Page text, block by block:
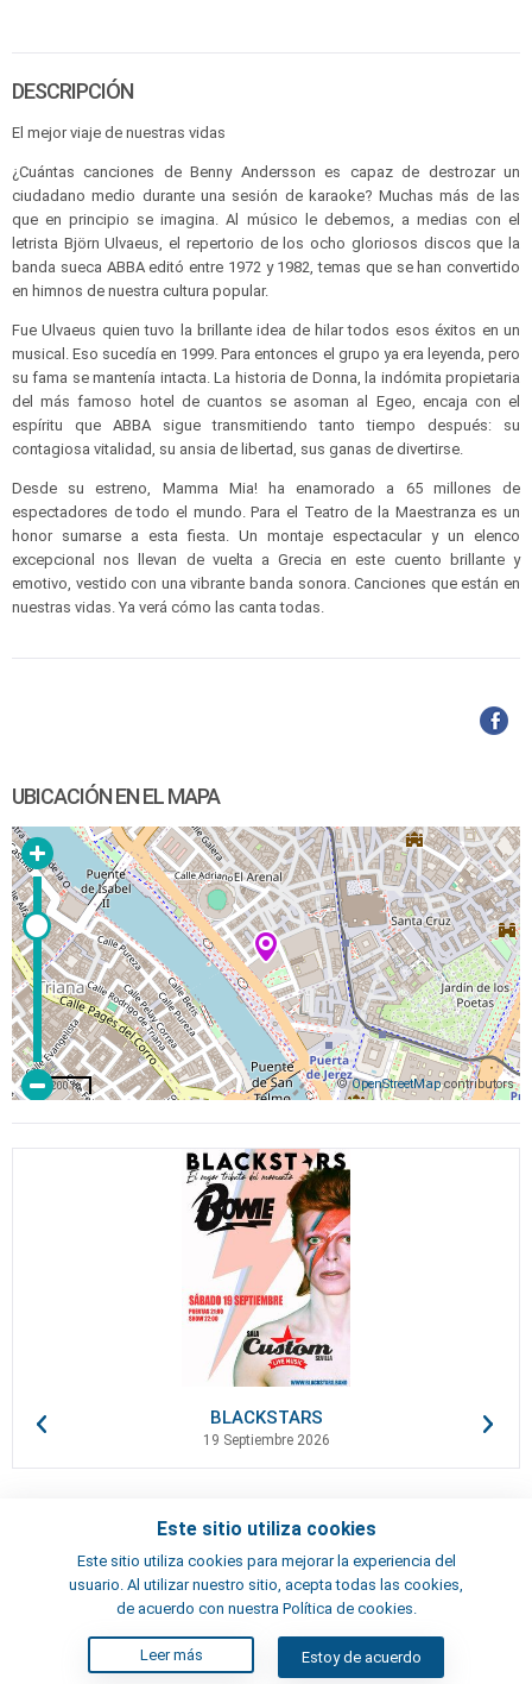
DESCRIPCIÓN
El mejor viaje de nuestras vidas
¿Cuántas canciones de Benny Andersson es capaz de destrozar un
ciudadano medio durante una sesión de karaoke? Muchas más de las
que en principio se imagina. Al músico le debemos, a medias con el
letrista Björn Ulvaeus, el repertorio de los ocho gloriosos discos que la
banda sueca ABBA editó entre 1972 y 1982, temas que se han convertido
en himnos de nuestra cultura popular.
Fue Ulvaeus quien tuvo la brillante idea de hilar todos esos éxitos en un
musical. Eso sucedía en 1999. Para entonces el grupo ya era leyenda, pero
su fama se mantenía intacta. La historia de Donna, la indómita propietaria
del más famoso hotel de cuantos se asoman al Egeo, encaja con el
espíritu que ABBA sigue transmitiendo tanto tiempo después: su
contagiosa vitalidad, su ansia de libertad, sus ganas de divertirse.
Desde su estreno, Mamma Mia! ha enamorado a 65 millones de
espectadores de todo el mundo. Para el Teatro de la Maestranza es un
honor sumarse a esta fiesta. Un montaje espectacular y un elenco
excepcional nos llevan de vuelta a Grecia en este cuento brillante y
emotivo, vestido con una vibrante banda sonora. Canciones que están en
nuestras vidas. Ya verá cómo las canta todas.
UBICACIÓN EN EL MAPA
©OpenStreetMapcontributors
200 m
BLACKSTARS
19 Septiembre 2026
Este sitio utiliza cookies
Este sitio utiliza cookies para mejorar la experiencia del
usuario. Al utilizar nuestro sitio, acepta todas las cookies,
de acuerdo con nuestra Política de cookies.
Leer más Estoy de acuerdo
Términos y condiciones